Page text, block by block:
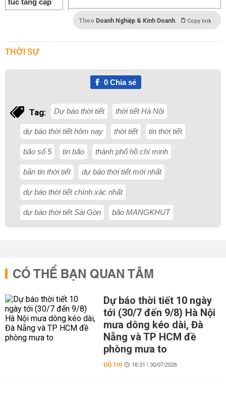
Theo Doanh Nghiệp & Kinh Doanh Copy link
THỜI SỰ
0Chia sẻ
Tag: Dự báo thời tiết thời tiết Hà Nội
dự báo thời tiết hôm nay thời tiết tin thời tiết
bão số 5 tin bão thành phố hồ chí minh
bản tin thời tiết dự báo thời tiết mới nhất
dự báo thời tiết chính xác nhất
dự báo thời tiết Sài Gòn bão MANGKHUT
CÓ THỂ BẠN QUAN TÂM
Dự báo thời tiết 10 ngày
tới (30/7 đến 9/8) Hà Nội
mưa dông kéo dài, Đà
Nẵng và TP HCM đề
phòng mưa to
ĐÔ THỊ 16:31 | 30/07/2026